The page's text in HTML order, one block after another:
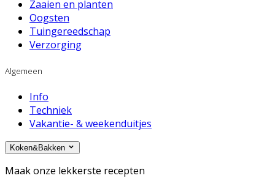
Zaaien en planten
Oogsten
Tuingereedschap
Verzorging
Algemeen
Info
Techniek
Vakantie- & weekenduitjes
Koken&Bakken
Maak onze lekkerste recepten